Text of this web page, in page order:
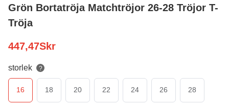
Grön Bortatröja Matchtröjor 26-28 Tröjor T-
Tröja
447,47Skr
storlek ?
16 18 20 22 24 26 28